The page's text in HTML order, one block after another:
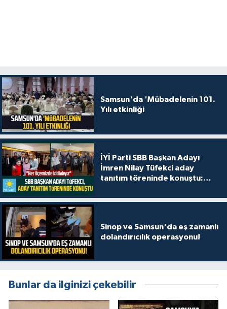
Samsun'da 'Mübadelenin 101.
Yılı etkinliği
İYİ Parti SBB Başkan Adayı
İmren Nilay Tüfekci aday
tanıtım töreninde konuştu:
Sinop ve Samsun'da eş zamanlı
dolandırıcılık operasyonu!
Bunlar da ilginizi çekebilir